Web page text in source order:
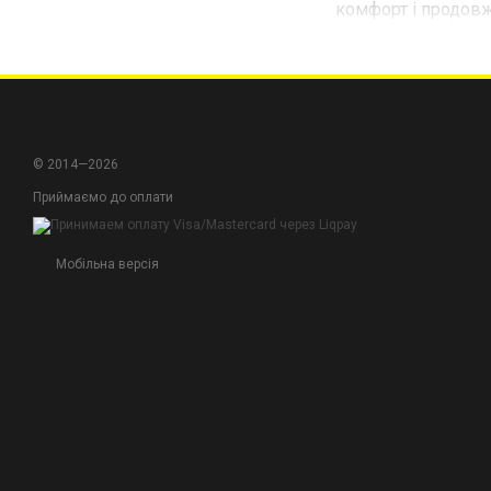
комфорт і
обмежують ваші
Вибір
Оберіть свою
© 2014—2026
Приймаємо до оплати
Мобільна версія